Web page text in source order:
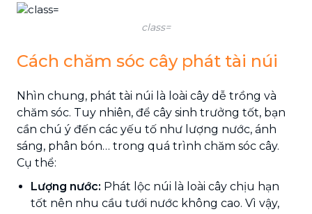
class=
Cách chăm sóc cây phát tài núi
Nhìn chung, phát tài núi là loài cây dễ trồng và
chăm sóc. Tuy nhiên, để cây sinh trưởng tốt, bạn
cần chú ý đến các yếu tố như lượng nước, ánh
sáng, phân bón… trong quá trình chăm sóc cây.
Cụ thể:
Lượng nước: Phát lộc núi là loài cây chịu hạn
tốt nên nhu cầu tưới nước không cao. Vì vậy,